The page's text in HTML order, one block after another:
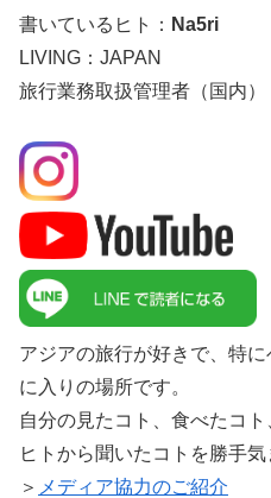
書いているヒト： Na5ri
LIVING：JAPAN
旅行業務取扱管理者（国内）
アジアの旅行が好きで、特
に入りの場所です。
自分の見たコト、食べたコ
ヒトから聞いたコトを勝手気
＞ メディア協力のご紹介